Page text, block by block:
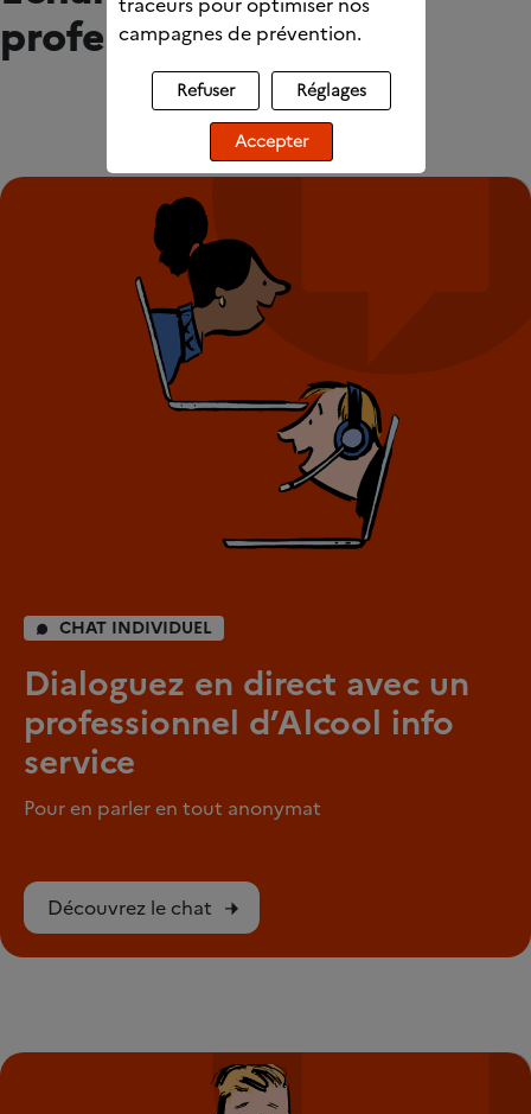
professionnels
CHAT INDIVIDUEL
Dialoguez en direct avec un
professionnel d’Alcool info
service
Pour en parler en tout anonymat
Découvrez le chat
campagnes de prévention.
Refuser Réglages
Accepter